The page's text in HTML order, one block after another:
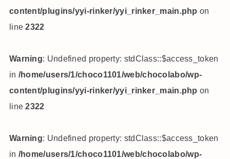
content/plugins/yyi-rinker/yyi_rinker_main.php on
line2322
Warning: Undefined property: stdClass::$access_token
in /home/users/1/choco1101/web/chocolabo/wp-
content/plugins/yyi-rinker/yyi_rinker_main.php on
line2322
Warning: Undefined property: stdClass::$access_token
in /home/users/1/choco1101/web/chocolabo/wp-